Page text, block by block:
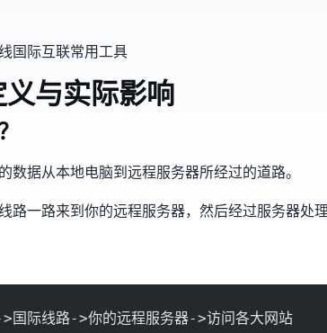
线>国际互联->常用工具
义与实际影响
数据从本地电脑到远程服务器所经过的”道路”。
路一路来到你的远程服务器，然后经过服务器处理
国际线路->你的远程服务器->访问各大网站